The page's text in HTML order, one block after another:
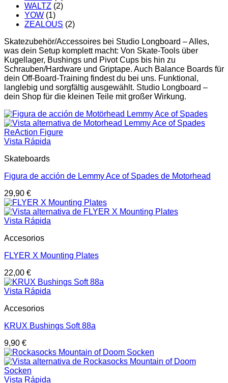
WALTZ (2)
YOW (1)
ZEALOUS (2)
Skatezubehör/Accessoires bei Studio Longboard – Alles,
was dein Setup komplett macht: Von Skate-Tools über
Kugellager, Bushings und Pivot Cups bis hin zu
Schrauben/Hardware und Griptape. Auch Balance Boards für
dein Off-Board-Training findest du bei uns. Funktional,
langlebig und sorgfältig ausgewählt. Studio Longboard –
dein Shop für die kleinen Teile mit großer Wirkung.
Vista Rápida
Skateboards
Figura de acción de Lemmy Ace of Spades de Motorhead
29,90 €
Vista Rápida
Accesorios
FLYER X Mounting Plates
22,00 €
Vista Rápida
Accesorios
KRUX Bushings Soft 88a
9,90 €
Vista Rápida